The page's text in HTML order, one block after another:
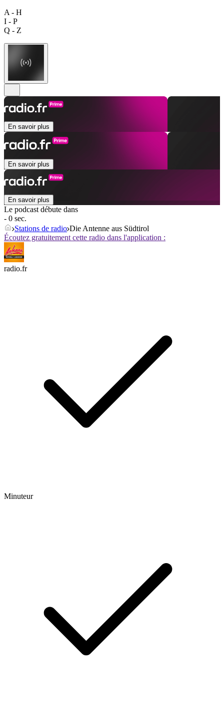
A - H
I - P
Q - Z
En savoir plus
En savoir plus
En savoir plus
Le podcast débute dans
- 0 sec.
Stations de radio Die Antenne aus Südtirol
Écoutez gratuitement cette radio dans l'application :
radio.fr
Minuteur